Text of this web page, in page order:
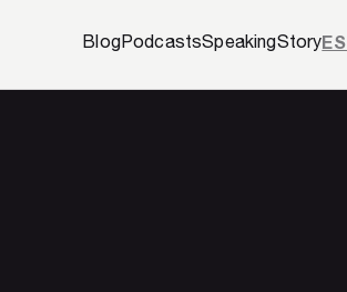
BlogPodcastsSpeakingStoryES